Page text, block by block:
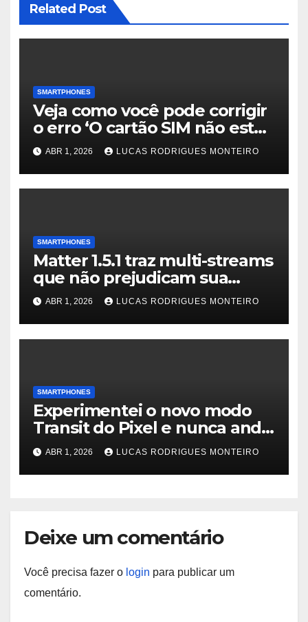
Related Post
SMARTPHONES
Veja como você pode corrigir
o erro ‘O cartão SIM não está
mais ativo’ do Google Fi
ABR 1, 2026 LUCAS RODRIGUES MONTEIRO
SMARTPHONES
Matter 1.5.1 traz multi-streams
que não prejudicam sua
largura de banda
ABR 1, 2026 LUCAS RODRIGUES MONTEIRO
SMARTPHONES
Experimentei o novo modo
Transit do Pixel e nunca ando
de ônibus ou trem sem ele
ABR 1, 2026 LUCAS RODRIGUES MONTEIRO
Deixe um comentário
Você precisa fazer o login para publicar um
comentário.